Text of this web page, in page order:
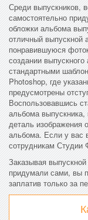
Среди выпускников,
самостоятельно
обложки альбома
отличный выпускной
понравившуюся
создании
стандартными
Photoshop, где
предусмотрены
Воспользовавшись
альбома
деталь изображения
альбома. Если у вас
сотрудникам Студии
Заказывая
придумали сами, вы
заплатив только за